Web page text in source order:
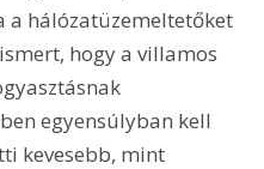
a hálózatüzemeltetőket
hogy a villamos
egyensúlyban kell
kevesebb, mint